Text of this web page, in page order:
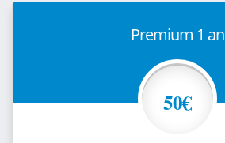
Premium 1 an
50€